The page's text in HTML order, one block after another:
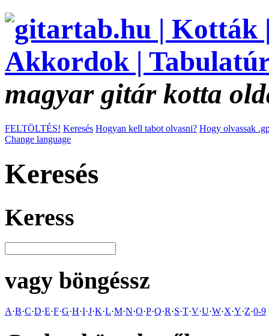
magyar gitár kotta
FELTÖLTÉS! Keresés Hogyan kell tabot olvasni? Hogy olvassak
Change language
Keresés
Keress
vagy böngéssz
A·B·C·D·E·F·G·H·I·J·K·L·M·N·O·P·Q·R·S·T·V·U·W·X·Y·Z·0-9